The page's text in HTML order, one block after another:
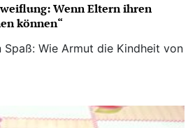
Wenn Eltern ihren
können“
Spaß: Wie Armut die Kindheit von